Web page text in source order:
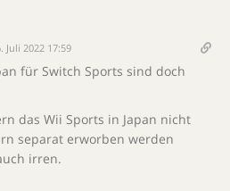
Juli 2022 17:59
für Switch Sports sind doch
das Wii Sports in Japan nicht
separat erworben werden
irren.